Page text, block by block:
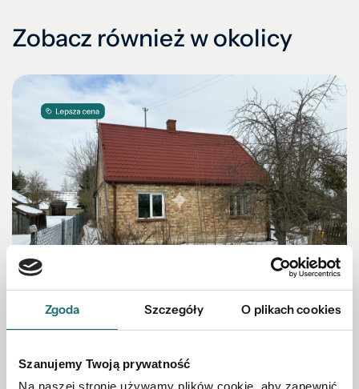
Zgoda Szczegóły O plikach cookies
Szanujemy Twoją prywatność
Na naszej stronie używamy plików cookie, aby zapewnić
Zobacz również w okolicy
Murowany dom 68 m2 Nowosady gm. Michałowo